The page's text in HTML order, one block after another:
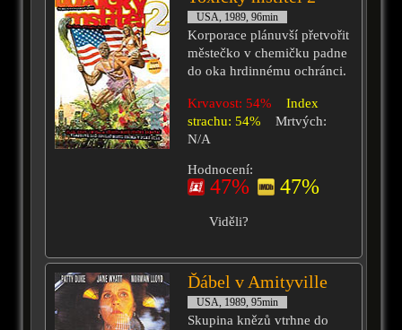
USA, 1989, 96min
Korporace plánuvší přetvořit
městečko v chemičku padne
do oka hrdinnému ochránci.
Krvavost: 54%
Index
strachu: 54%
Mrtvých:
N/A
Hodnocení:
47% 47%
Viděli?
Ďábel v Amityville
USA, 1989, 95min
Skupina knězů vtrhne do